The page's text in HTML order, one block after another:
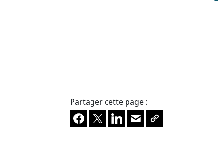
Partager cette page :
Facebook
LinkedInEnvoyer à un ami
Copier le lien